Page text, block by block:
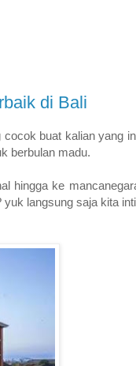
di Bali
buat kalian yang
berbulan madu.
hingga ke
langsung saja kita